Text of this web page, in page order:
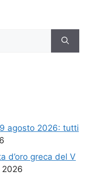
agosto 2026: tutti
d’oro greca del V
2026